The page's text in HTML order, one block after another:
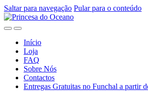
Saltar para navegação Pular para o conteúdo
Início
Loja
FAQ
Sobre Nós
Contactos
Entregas Gratuitas no Funchal a partir